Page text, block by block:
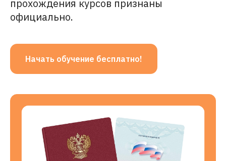
прохождения курсов признаны
официально.
Начать обучение бесплатно!